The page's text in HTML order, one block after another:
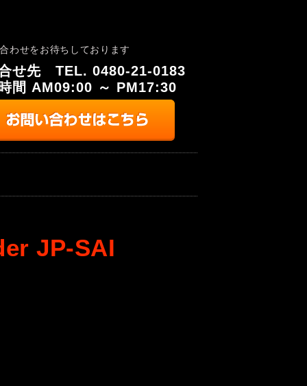
わせをお待ちしております
せ先 TEL. 0480-21-0183
間 AM09:00 ～ PM17:30
JP-SAI